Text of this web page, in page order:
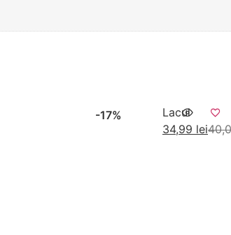
-17%
Lacul
34,99 lei